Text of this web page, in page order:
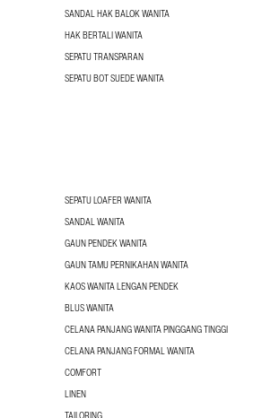
SANDAL HAK BALOK WANITA
HAK BERTALI WANITA
SEPATU TRANSPARAN
SEPATU BOT SUEDE WANITA
SEPATU LOAFER WANITA
SANDAL WANITA
GAUN PENDEK WANITA
GAUN TAMU PERNIKAHAN WANITA
KAOS WANITA LENGAN PENDEK
BLUS WANITA
CELANA PANJANG WANITA PINGGANG TINGGI
CELANA PANJANG FORMAL WANITA
COMFORT
LINEN